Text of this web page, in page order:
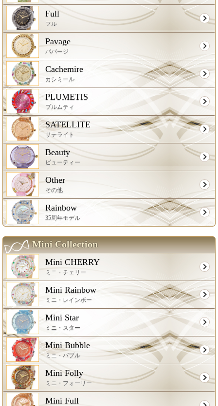
Full
フル
Pavage
パバージ
Cachemire
カシミール
PLUMETIS
プルムティ
SATELLITE
サテライト
Beauty
ビューティー
Other
その他
Rainbow
35周年モデル
Mini Collection
Mini CHERRY
ミニ・チェリー
Mini Rainbow
ミニ・レインボー
Mini Star
ミニ・スター
Mini Bubble
ミニ・バブル
Mini Folly
ミニ・フォーリー
Mini Full